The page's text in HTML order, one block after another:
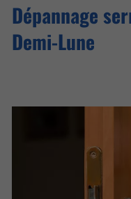
Dépannage
Demi-Lune